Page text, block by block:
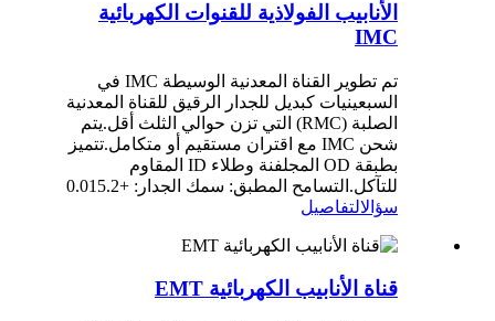
الأنابيب الفولاذية للقنوات الكهربائية
IMC
تم تطوير القناة المعدنية الوسيطة IMC في
السبعينيات كبديل للجدار الرقيق للقناة المعدنية
الصلبة (RMC) التي تزن حوالي الثلث أقل.يتم
شحن IMC مع اقتران مستقيم أو متكامل.تتميز
بطبقة OD المجلفنة وطلاء ID المقاوم
للتآكل.التسامح المطبق: سمك الجدار: +0.015.2
سؤالالتفاصيل
قناة الأنابيب الكهربائية EMT